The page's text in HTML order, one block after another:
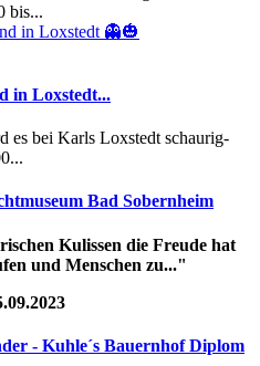
bis...
in Loxstedt...
es bei Karls Loxstedt schaurig-
Bad Sobernheim
Kulissen die Freude hat
und Menschen zu..."
- Kuhle´s Bauernhof Diplom